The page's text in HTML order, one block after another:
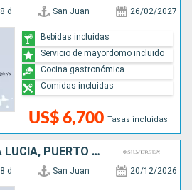
8 d San Juan 26/02/2027
US$ 6,700 Tasas incluidas
Bebidas incluidas
Servicio de mayordomo incluido
Cocina gastronómica
Comidas incluidas
REINO UNIDO, SANTA LUCIA, PUERTO RICO
8 d San Juan 20/12/2026